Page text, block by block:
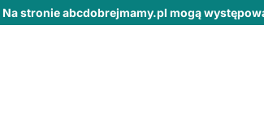
Na stronie abcdobrejmamy.pl mogą